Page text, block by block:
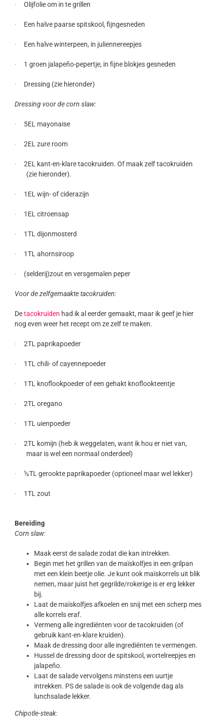
· Olijfolie om in te grillen
· Een halve paarse spitskool, fijngesneden
· Een halve winterpeen, in juliennereepjes
· 1 groen jalapeño-pepertje, in fijne blokjes gesneden
· Dressing (zie hieronder)
Dressing voor de corn slaw:
· 5EL mayonaise
· 2EL zure room
·
2EL kant-en-klare tacokruiden. Of maak zelf tacokruiden
(zie hieronder).
· 1EL wijn- of ciderazijn
· 1EL citroensap
· 1TL dijonmosterd
· 1TL ahornsiroop
· (selderij)zout en versgemalen peper
Voor de zelfgemaakte tacokruiden:
Detacokruiden had ik al eerder gemaakt, maar ik geef je hier
nog even weer het recept om ze zelf te maken.
· 2TL paprikapoeder
· 1TL chili- of cayennepoeder
· 1TL knoflookpoeder of een gehakt knoflookteentje
· 2TL oregano
· 1TL uienpoeder
·
2TL komijn (heb ik weggelaten, want ik hou er niet van,
maar is wel een normaal onderdeel)
· ½TL gerookte paprikapoeder (optioneel maar wel lekker)
· 1TL zout
Bereiding
Corn slaw:
Maak eerst de salade zodat die kan intrekken.
Begin met het grillen van de maïskolfjes in een grilpan
met een klein beetje olie. Je kunt ook maïskorrels uit blik
nemen, maar juist het gegrilde/rokerige is er erg lekker
bij.
Laat de maïskolfjes afkoelen en snij met een scherp mes
alle korrels eraf.
Vermeng alle ingrediënten voor de tacokruiden (of
gebruik kant-en-klare kruiden).
Maak de dressing door alle ingrediënten te vermengen.
Hussel de dressing door de spitskool, wortelreepjes en
jalapeño.
Laat de salade vervolgens minstens een uurtje
intrekken. PS de salade is ook de volgende dag als
lunchsalade lekker.
Chipotle-steak: